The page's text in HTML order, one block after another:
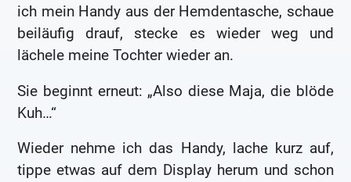
ich mein Handy aus der Hemdentasche, schaue
beiläufig drauf, stecke es wieder weg und
lächele meine Tochter wieder an.
Sie beginnt erneut: „Also diese Maja, die blöde
Kuh…“
Wieder nehme ich das Handy, lache kurz auf,
tippe etwas auf dem Display herum und schon